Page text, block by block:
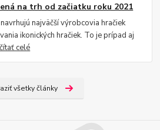
na trh od začiatku roku 2021
najväčší výrobcovia hračiek
ikonických hračiek. To je prípad aj
čítať celé
všetky články